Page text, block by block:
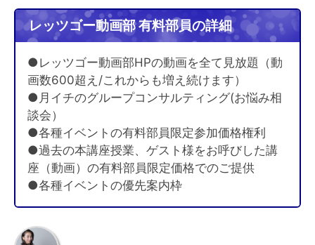
レッツゴー動画部 有料部員の詳細
●レッツゴー動画部HPの動画を全て見放題（動
画数600超え/これからも増え続けます）
●月イチのグループコンサルティング(お悩み相
談会）
●各種イベントの有料部員限定参加価格権利
●過去の本講座授業、ゲスト様をお呼びした講
座（動画）の有料部員限定価格でのご提供
●各種イベントの優先案内枠